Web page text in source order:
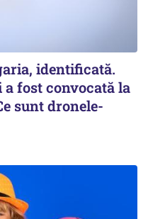
identificată.
fost convocată la
sunt dronele-